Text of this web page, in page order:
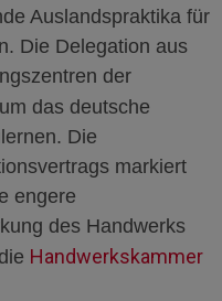
Auslandspraktika für
Die Delegation aus
der
das deutsche
Die
markiert
engere
des Handwerks
Handwerkskammer